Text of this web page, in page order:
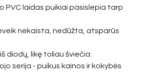
PVC laidas puikiai pasislepia tarp
nekaista, nedūžta, atsparūs
diodų, likę toliau šviečia.
serija - puikus kainos ir kokybės